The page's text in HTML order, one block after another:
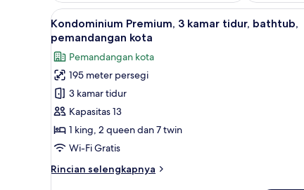
Lihat
semua
foto
untuk
Kondominium
Premium,
3
kamar
tidur,
pemandangan
Kondominium Premium,
39
Kondominium Premium, 3 kamar tidur, bathtub,
pemandangan kota
Pemandangan kota
195 meter persegi
3 kamar tidur
Kapasitas 13
1 king, 2 queen dan 7 twin
Wi-Fi Gratis
Rincian selengkapnya
Rincian